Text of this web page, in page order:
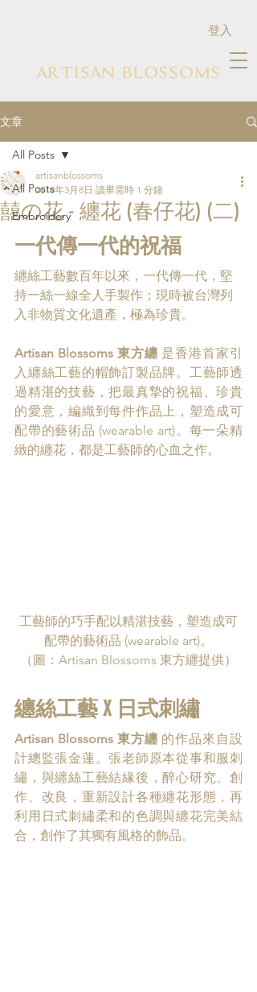
ARTISAN BLOSSOMS
登入
文章
All Posts
Embroidery
All Posts
囍の花 - 纏花 (春仔花) (二)
artisanblossoms
2018年3月8日 讀畢需時 1 分鐘
一代傳一代的祝福
纏絲工藝數百年以來，一代傳一代，堅
持一絲一線全人手製作；現時被台灣列
入非物質文化遺產，極為珍貴。
Artisan Blossoms 東方纏 是香港首家引
入纏絲工藝的帽飾訂製品牌。工藝師透
過精湛的技藝，把最真摯的祝福、珍貴
的愛意，編織到每件作品上，塑造成可
配帶的藝術品 (wearable art)。每一朵精
緻的纏花，都是工藝師的心血之作。
工藝師的巧手配以精湛技藝，塑造成可
配帶的藝術品 (wearable art)。
（圖：Artisan Blossoms 東方纏提供）
纏絲工藝 X 日式刺繡
Artisan Blossoms 東方纏 的作品來自設
計總監張金蓮。張老師原本從事和服刺
繡，與纏絲工藝結緣後，醉心研究、創
作、改良，重新設計各種纏花形態，再
利用日式刺繡柔和的色調與纏花完美結
合，創作了其獨有風格的飾品。